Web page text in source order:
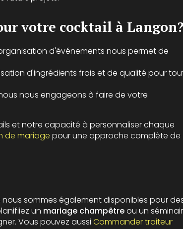
votre cocktail à Langon?
d'événements nous permet de
d'ingrédients frais et de qualité pour
nous engageons à faire de votre
et notre capacité à personnaliser chaque
de mariage pour une approche complète de
sommes également disponibles pour
un mariage champêtreou un
Vous pouvez aussi Commander traiteur